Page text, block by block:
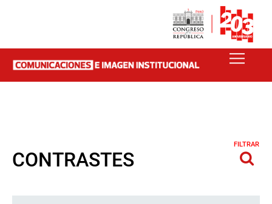
CONTRASTES
FILTRAR